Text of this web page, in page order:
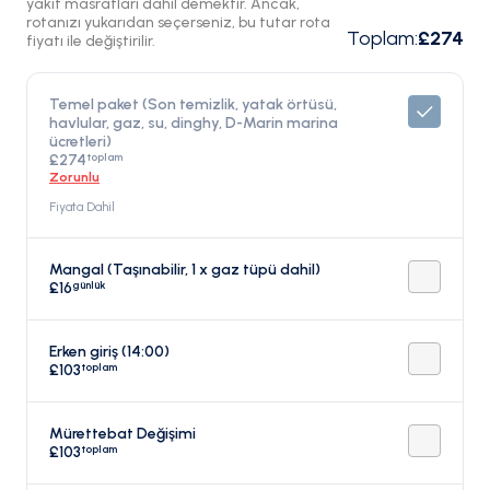
yakıt masrafları dahil demektir. Ancak,
rotanızı yukarıdan seçerseniz, bu tutar rota
fiyatı ile değiştirilir.
Toplam:£274
Temel paket (Son temizlik, yatak örtüsü,
havlular, gaz, su, dinghy, D-Marin marina
ücretleri)
£274toplam
Zorunlu
Fiyata Dahil
Mangal (Taşınabilir, 1 x gaz tüpü dahil)
£16günlük
Erken giriş (14:00)
£103toplam
Mürettebat Değişimi
£103toplam